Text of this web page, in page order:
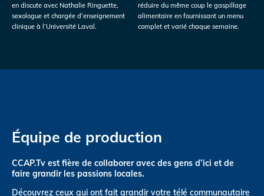
en discute avec Nathalie Ringuette,
sexologue et chargée d’enseignement
clinique à l’Université Laval.
réduire du même coup le gaspillage
alimentaire en fournissant un menu
complet et varié chaque semaine.
Équipe de production
CCAP.Tv est fière de collaborer avec des gens d’ici et de
faire grandir les passions locales.
Découvrez ceux qui ont fait grandir votre télé communautaire